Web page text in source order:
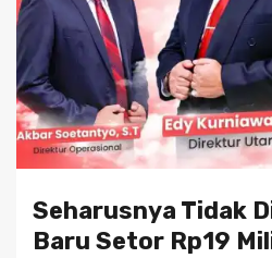
Seharusnya Tidak
Baru Setor Rp19